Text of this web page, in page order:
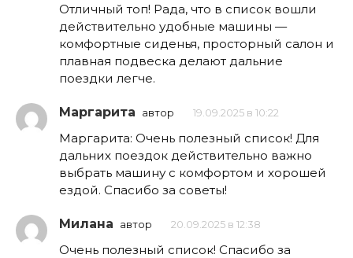
Отличный топ! Рада, что в список вошли
действительно удобные машины —
комфортные сиденья, просторный салон и
плавная подвеска делают дальние
поездки легче.
Маргарита автор 19.09.2025 в 10:22
Маргарита: Очень полезный список! Для
дальних поездок действительно важно
выбрать машину с комфортом и хорошей
ездой. Спасибо за советы!
Милана автор 20.09.2025 в 12:38
Очень полезный список! Спасибо за